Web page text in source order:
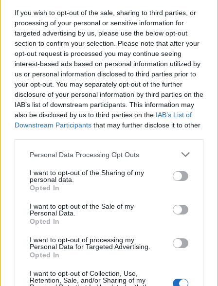
If you wish to opt-out of the sale, sharing to third parties, or
processing of your personal or sensitive information for
targeted advertising by us, please use the below opt-out
section to confirm your selection. Please note that after your
opt-out request is processed you may continue seeing
interest-based ads based on personal information utilized by
us or personal information disclosed to third parties prior to
your opt-out. You may separately opt-out of the further
disclosure of your personal information by third parties on the
IAB’s list of downstream participants. This information may
also be disclosed by us to third parties on the IAB’s List of
Downstream Participants that may further disclose it to other
Personal Data Processing Opt Outs
I want to opt-out of the Sharing of my
personal data.
Opted In
I want to opt-out of the Sale of my
Personal Data.
Opted In
I want to opt-out of processing my
Personal Data for Targeted Advertising.
Opted In
I want to opt-out of Collection, Use,
Retention, Sale, and/or Sharing of my
Dunque, la squadra di Cristian Chivu dovrà fare
a meno dei propri tifosi per le partite sui campi di
Sassuolo, Lecce e Fiorentina.
Autore
Redazione Fantacalcio.it